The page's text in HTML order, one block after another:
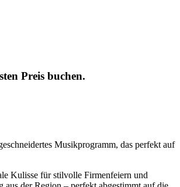
Preis buchen.
Musikprogramm, das perfekt auf
Kulisse für stilvolle Firmenfeiern und